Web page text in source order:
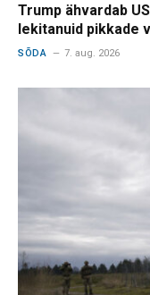
Trump ähvardab
lekitanuid pikkade
SÕDA 7. aug. 2026